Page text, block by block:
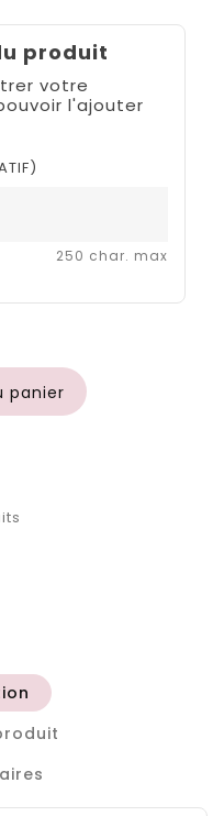
produit
votre
l'ajouter
250 char. max
panier